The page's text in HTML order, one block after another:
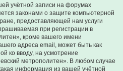
учётной записи на форумах
законами о защите компьютерной
предоставляющей нам услуги
при регистрации в
кроме вашего имени
адреса email, может быть как
ко вводу, на усмотрение
метрополитен». В любом случае
информация из вашей учётной